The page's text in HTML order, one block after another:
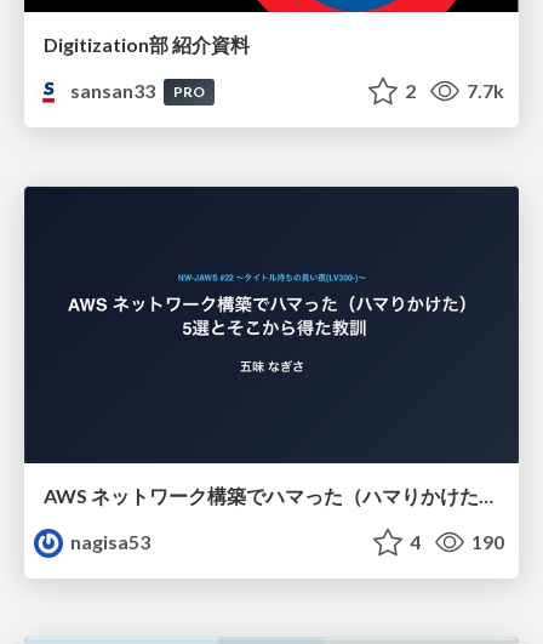
Digitization部 紹介資料
sansan33
PRO 2 7.7k
AWS ネットワーク構築でハマった（ハマりかけた） 5選とそこから得た教訓
nagisa53
4 190